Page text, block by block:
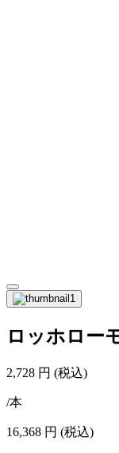
ロッホロー
2,728 円 (税込)
/本
16,368 円 (税込)